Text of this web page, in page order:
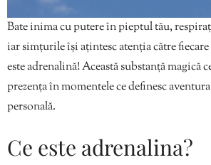
Bate inima cu putere în pieptul tău,
iar simțurile își ațintesc atenția către
este adrenalină! Această substanță magică
prezența în momentele ce definesc
personală.
Ce este adrenalina?